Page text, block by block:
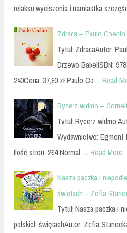
relaksu wyciszenia i namiastka
Zdrada – Paulo Coehlo
Tytuł: ZdradaAutor:
Drzewo BabelISBN:
240Cena: 37,90 zł Paulo Co… Read
Rycerz widmo –
Tytuł: Rycerz widmo
Wydawnictwo: Egmont
Ilość stron: 264 Normal … Read More
Nasza paczka i
świętach – Zofia
Tytuł: Nasza paczka i
polskich świętachAutor: Zofia